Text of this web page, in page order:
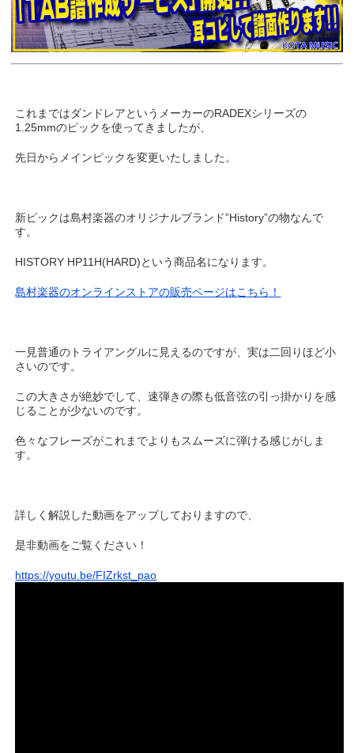
これまではダンドレアというメーカーのRADEXシリーズの
1.25mmのピックを使ってきましたが、
先日からメインピックを変更いたしました。
新ピックは島村楽器のオリジナルブランド”History”の物なんで
す。
HISTORY HP11H(HARD)という商品名になります。
島村楽器のオンラインストアの販売ページはこちら！
一見普通のトライアングルに見えるのですが、実は二回りほど小
さいのです。
この大きさが絶妙でして、速弾きの際も低音弦の引っ掛かりを感
じることが少ないのです。
色々なフレーズがこれまでよりもスムーズに弾ける感じがしま
す。
詳しく解説した動画をアップしておりますので、
是非動画をご覧ください！
https://youtu.be/FIZrkst_pao